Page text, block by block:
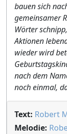
bauen sich
gemeinsamer
Wörter
Aktionen
wieder wird
nach dem
noch einmal,
Text: Robert
Melodie: